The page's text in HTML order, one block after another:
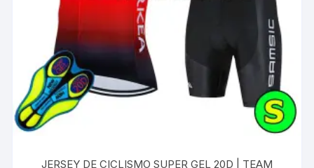
JERSEY DE CICLISMO SUPER GEL 20D | TEAM